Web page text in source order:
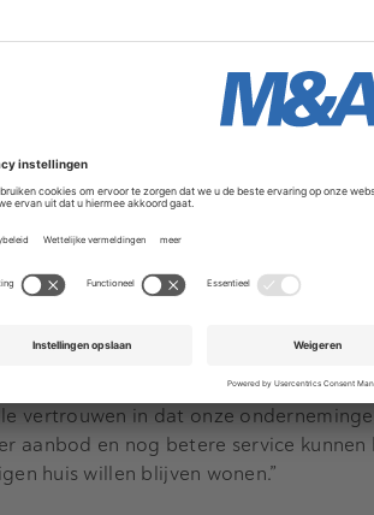
al Meubelzorg, een bedrijf
de dertig miljoen euro, meldt het
melden. Bij Well-Fair werken 45
voegt Silver Care twee nieuwe
langer thuis kunnen blijven wonen:
heeft Well-Fair een
via een afspraak bij hen thuis
samenstellen.
Care: “Well-Fair is een sterk en
voor seniorenbedden. We zijn dan
vertrouwen in dat onze
aanbod en nog betere service
huis willen blijven wonen.”